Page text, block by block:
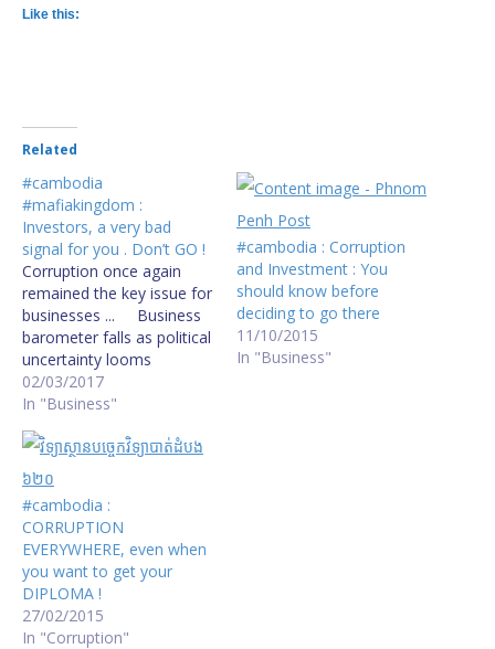
Like this:
Related
#cambodia
#mafiakingdom :
Investors, a very bad
signal for you . Don’t GO !
Corruption once again
remained the key issue for
businesses ... Business
barometer falls as political
uncertainty looms
Business confidence
among companies
operating in Cambodia has
dropped to its lowest level
in years on the perceived
decline in political stability
and anxiety over next
year’s general elections,
and will…
02/03/2017
In "Business"
#cambodia : Corruption
and Investment : You
should know before
deciding to go there
11/10/2015
In "Business"
#cambodia :
CORRUPTION
EVERYWHERE, even when
you want to get your
DIPLOMA !
27/02/2015
In "Corruption"